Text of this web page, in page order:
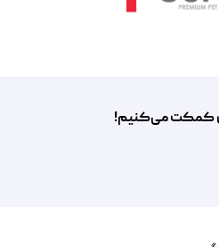
کمکت می‌کنیم!